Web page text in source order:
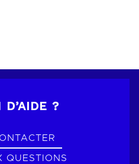
D’AIDE ?
QUESTIONS